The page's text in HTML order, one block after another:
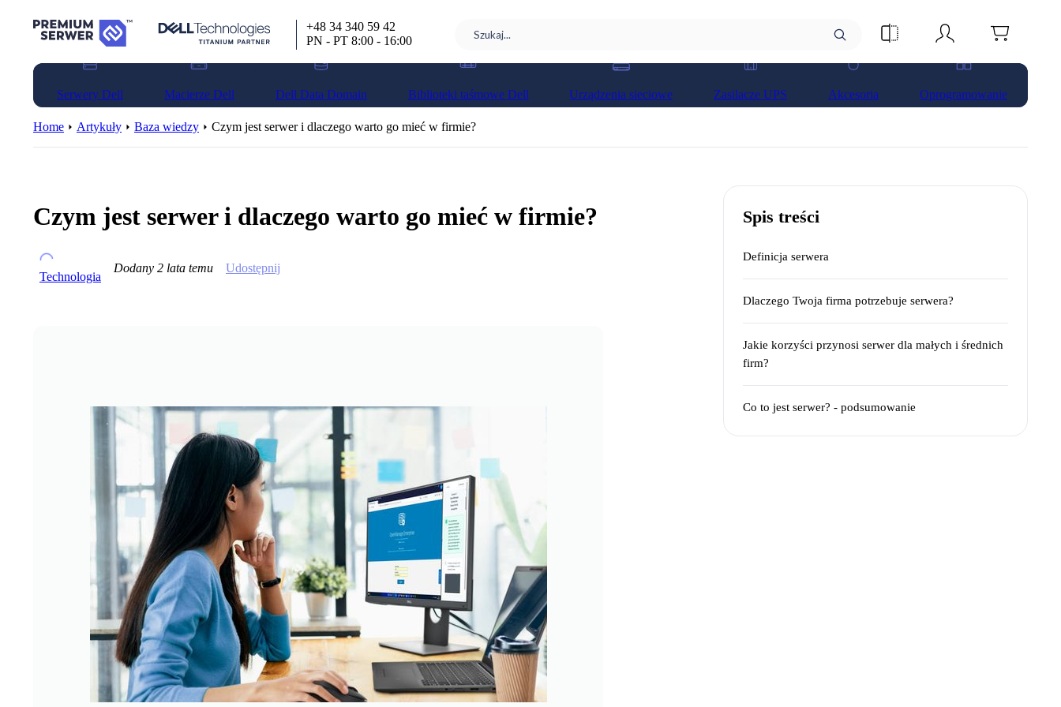
+48 34 340 59 42
PN - PT 8:00 - 16:00
Serwery Dell Macierze Dell Dell Data Domain Biblioteki taśmowe Dell Urządzenia sieciowe Zasilacze UPS Akcesoria Oprogramowanie
Home Artykuły Baza wiedzy Czym jest serwer i dlaczego warto go mieć w firmie?
Czym jest serwer i dlaczego warto go mieć w firmie?
Technologia
Dodany 2 lata temu Udostępnij
Spis treści
Definicja serwera
Dlaczego Twoja firma potrzebuje serwera?
Jakie korzyści przynosi serwer dla małych i średnich
firm?
Co to jest serwer? - podsumowanie